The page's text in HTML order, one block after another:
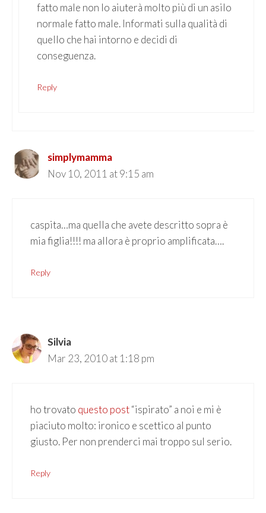
fatto male non lo aiuterà molto più di un asilo
normale fatto male. Informati sulla qualità di
quello che hai intorno e decidi di
conseguenza.
Reply
simplymamma
Nov 10, 2011 at 9:15 am
caspita…ma quella che avete descritto sopra è
mia figlia!!!! ma allora è proprio amplificata….
Reply
Silvia
Mar 23, 2010 at 1:18 pm
ho trovato questo post“ispirato” a noi e mi è
piaciuto molto: ironico e scettico al punto
giusto. Per non prenderci mai troppo sul serio.
Reply